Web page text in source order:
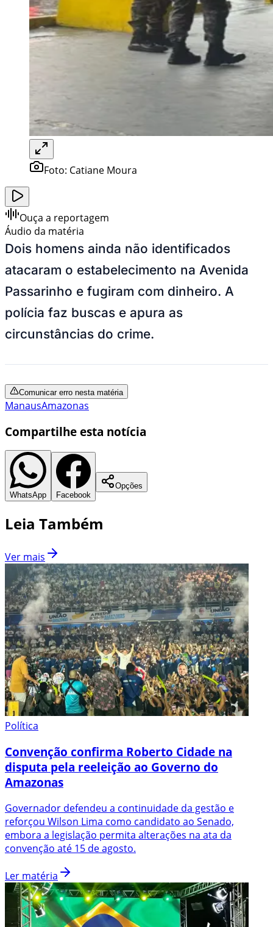
Foto: Catiane Moura
Ouça a reportagem
Áudio da matéria
Dois homens ainda não identificados
atacaram o estabelecimento na Avenida
Passarinho e fugiram com dinheiro. A
polícia faz buscas e apura as
circunstâncias do crime.
Comunicar erro nesta matéria
ManausAmazonas
Compartilhe esta notícia
WhatsApp Facebook
Opções
Leia Também
Ver mais
Política
Convenção confirma Roberto Cidade na
disputa pela reeleição ao Governo do
Amazonas
Governador defendeu a continuidade da gestão e
reforçou Wilson Lima como candidato ao Senado,
embora a legislação permita alterações na ata da
convenção até 15 de agosto.
Ler matéria